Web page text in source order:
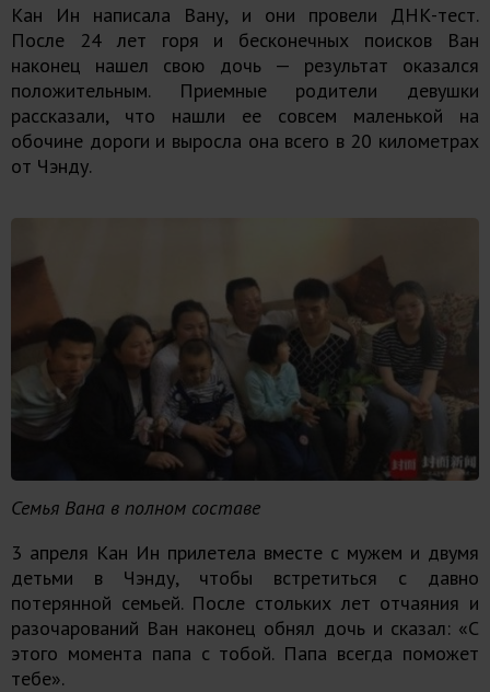
Кан Ин написала Вану, и они провели ДНК-тест.
После 24 лет горя и бесконечных поисков Ван
наконец нашел свою дочь — результат оказался
положительным. Приемные родители девушки
рассказали, что нашли ее совсем маленькой на
обочине дороги и выросла она всего в 20 километрах
от Чэнду.
Семья Вана в полном составе
3 апреля Кан Ин прилетела вместе с мужем и двумя
детьми в Чэнду, чтобы встретиться с давно
потерянной семьей. После стольких лет отчаяния и
разочарований Ван наконец обнял дочь и сказал: «С
этого момента папа с тобой. Папа всегда поможет
тебе».